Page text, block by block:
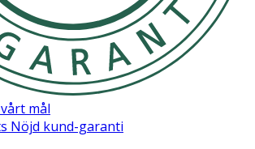
(30 grader) och mät 10 cm under
mål
Nöjd kund-garanti